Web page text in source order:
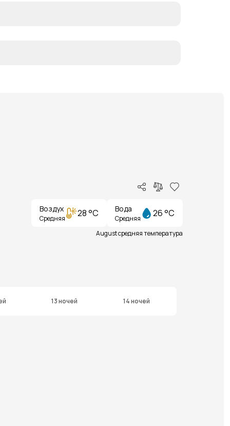
Воздух
Средняя 28 °C Вода
Средняя 26 °C
August средняя температура
13 ночей 14 ночей